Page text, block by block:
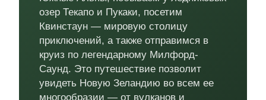
озер Текапо и Пукаки, посетим
Квинстаун — мировую столицу
приключений, а также отправимся в
круиз по легендарному Милфорд-
Саунд. Это путешествие позволит
увидеть Новую Зеландию во всем ее
многообразии — от вулканов и